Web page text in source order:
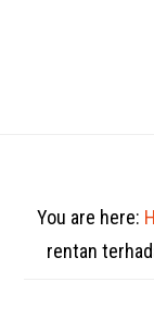
You are here:
rentan